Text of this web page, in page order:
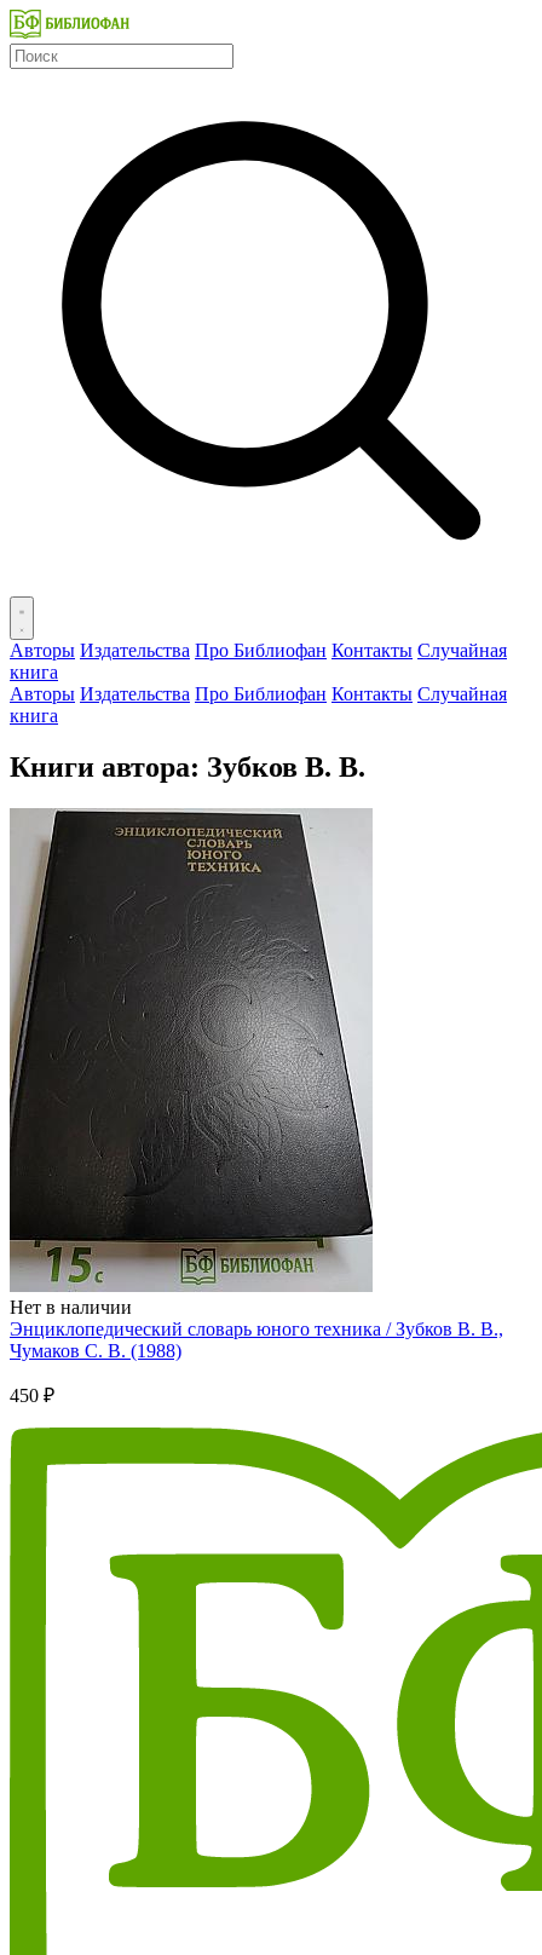
Авторы Издательства Про Библиофан Контакты Случайная
книга
Авторы Издательства Про Библиофан Контакты Случайная
книга
Книги автора: Зубков В. В.
Нет в наличии
Энциклопедический словарь юного техника / Зубков В. В.,
Чумаков С. В. (1988)
450 ₽